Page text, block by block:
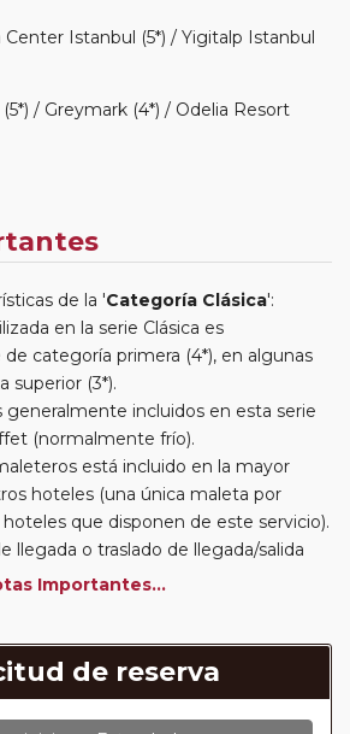
Istanbul (5*) / Yigitalp Istanbul
/ Greymark (4*) / Odelia Resort
de la 'Categoría Clásica':
en la serie Clásica es
categoría primera (4*), en algunas
superior (3*).
generalmente incluidos en esta serie
(normalmente frío).
está incluido en la mayor
hoteles (una única maleta por
que disponen de este servicio).
llegada o traslado de llegada/salida
según itinerario.
media pensión (incluirá un número de
señalado en su itinerario).
le incluimos algunas cenas. En
Importantes...
de reserva